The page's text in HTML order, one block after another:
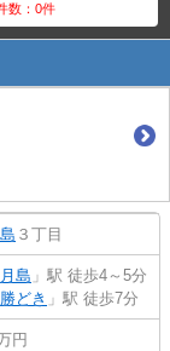
数：0件
３丁目
月島 」駅 徒歩4～5分
勝どき 」駅 徒歩7分
円